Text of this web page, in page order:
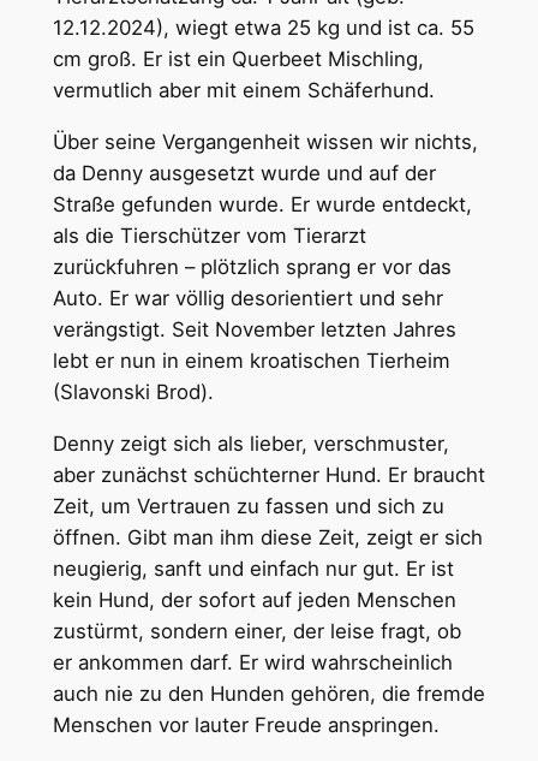
12.12.2024), wiegt etwa 25 kg und ist ca. 55
cm groß. Er ist ein Querbeet Mischling,
vermutlich aber mit einem Schäferhund.
Über seine Vergangenheit wissen wir nichts,
da Denny ausgesetzt wurde und auf der
Straße gefunden wurde. Er wurde entdeckt,
als die Tierschützer vom Tierarzt
zurückfuhren – plötzlich sprang er vor das
Auto. Er war völlig desorientiert und sehr
verängstigt. Seit November letzten Jahres
lebt er nun in einem kroatischen Tierheim
(Slavonski Brod).
Denny zeigt sich als lieber, verschmuster,
aber zunächst schüchterner Hund. Er braucht
Zeit, um Vertrauen zu fassen und sich zu
öffnen. Gibt man ihm diese Zeit, zeigt er sich
neugierig, sanft und einfach nur gut. Er ist
kein Hund, der sofort auf jeden Menschen
zustürmt, sondern einer, der leise fragt, ob
er ankommen darf. Er wird wahrscheinlich
auch nie zu den Hunden gehören, die fremde
Menschen vor lauter Freude anspringen.